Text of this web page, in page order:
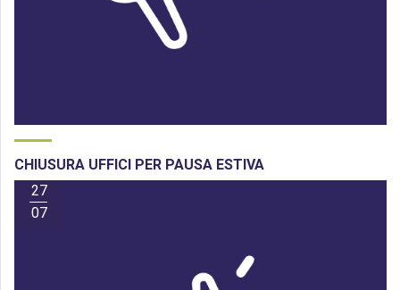
CHIUSURA UFFICI PER PAUSA ESTIVA
27
07